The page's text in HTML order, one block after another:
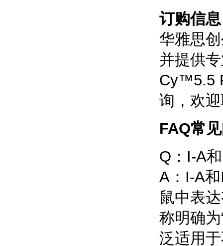
订购信
华雅思
并提供
Cy™5.5
询，欢
FAQ常
Q：I-A
A：I-A
鼠中表
称明确
泛适用